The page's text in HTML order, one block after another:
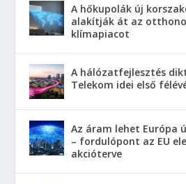
A hőkupolák új
alakítják át az
klímapiacot
A hálózatfejlesztés
Telekom idei első
Az áram lehet Európa
– fordulópont az EU
akcióterve